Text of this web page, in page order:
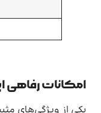
امکانات رفاهی